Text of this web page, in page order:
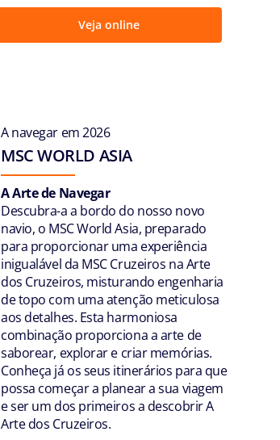
Veja online
A navegar em 2026
MSC WORLD ASIA
A Arte de Navegar
Descubra-a a bordo do nosso novo
navio, o MSC World Asia, preparado
para proporcionar uma experiência
inigualável da MSC Cruzeiros na Arte
dos Cruzeiros, misturando engenharia
de topo com uma atenção meticulosa
aos detalhes. Esta harmoniosa
combinação proporciona a arte de
saborear, explorar e criar memórias.
Conheça já os seus itinerários para que
possa começar a planear a sua viagem
e ser um dos primeiros a descobrir A
Arte dos Cruzeiros.